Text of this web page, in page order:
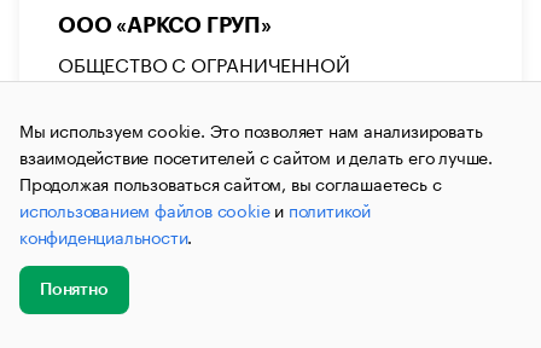
ООО «АРКСО ГРУП»
ОБЩЕСТВО С ОГРАНИЧЕННОЙ
ОТВЕТСТВЕННОСТЬЮ «АРКСО ГРУП»
Оптовая торговля
Оптовая торговля техникой и
оборудованием
Генеральный Директор:
Стрижикозин Александр Андреевич
г. Санкт-Петербург, вн.тер. г. Муниципальный округ
Автово, ул. Возрождения, д. 20а, лит А, помещ. 14-Н
Мы используем cookie. Это позволяет нам анализировать
взаимодействие посетителей с сайтом и делать его лучше.
Продолжая пользоваться сайтом, вы соглашаетесь с
использованием файлов cookieи политикой
конфиденциальности.
Понятно